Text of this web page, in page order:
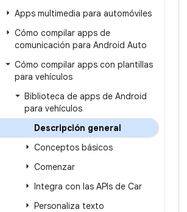
Apps multimedia para automóviles
Cómo compilar apps de
comunicación para Android Auto
Cómo compilar apps con plantillas
para vehículos
Biblioteca de apps de Android
para vehículos
Descripción general
Conceptos básicos
Comenzar
Integra con las APIs de Car
Personaliza texto